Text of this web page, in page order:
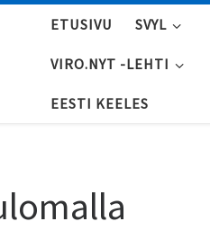
ETUSIVU SVYL
VIRO.NYT -LEHTI
EESTI KEELES